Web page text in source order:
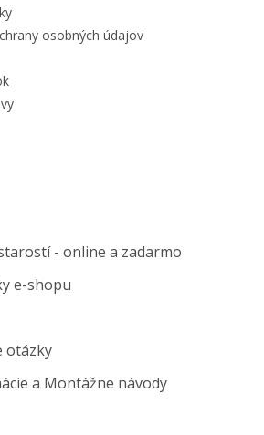
osobných údajov
- online a zadarmo
e-shopu
otázky
a Montážne návody